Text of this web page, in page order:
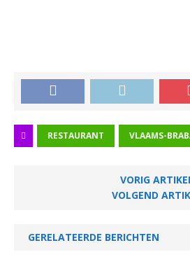
RESTAURANT VLAAMS-
VORIG
VOLGEND
GERELATEERDE BERICHTEN